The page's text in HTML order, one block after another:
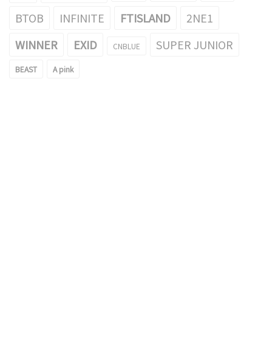
BTOB INFINITE FTISLAND
2NE1
WINNER
EXID CNBLUE SUPER JUNIOR
BEAST A pink